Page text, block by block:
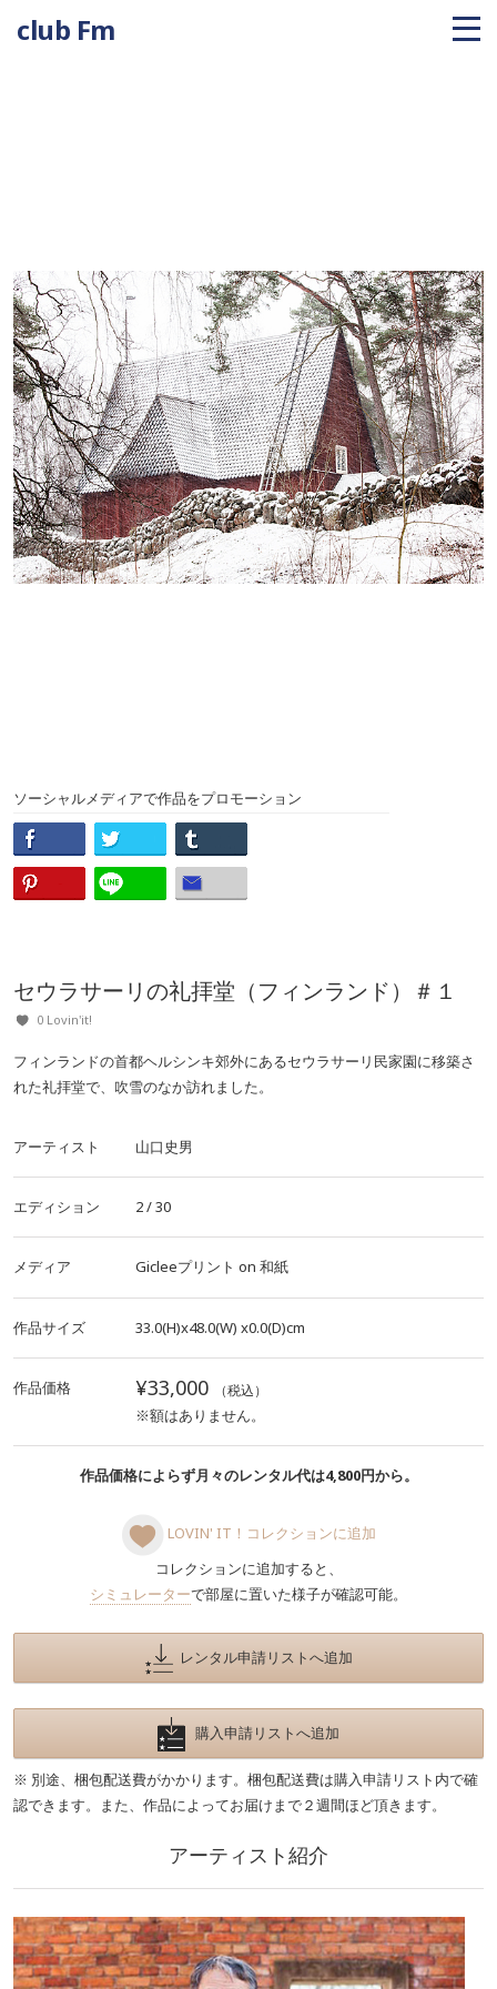
club Fm
ソーシャルメディアで作品をプロモーション
セウラサーリの礼拝堂（フィンランド）＃１
0 Lovin'it!
フィンランドの首都ヘルシンキ郊外にあるセウラサーリ民家園に移築さ
れた礼拝堂で、吹雪のなか訪れました。
アーティスト 山口史男
エディション 2 / 30
メディア Gicleeプリント on 和紙
作品サイズ 33.0(H)x48.0(W) x0.0(D)cm
作品価格 ¥33,000 （税込）
※額はありません。
作品価格によらず月々のレンタル代は4,800円から。
LOVIN' IT！コレクションに追加
コレクションに追加すると、
シミュレーターで部屋に置いた様子が確認可能。
レンタル申請リストへ追加
購入申請リストへ追加
※ 別途、梱包配送費がかかります。梱包配送費は購入申請リスト内で確
認できます。また、作品によってお届けまで２週間ほど頂きます。
アーティスト紹介